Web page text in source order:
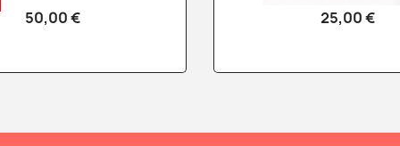
Vista rápida
50,00 € Vista rápida
25,00 €